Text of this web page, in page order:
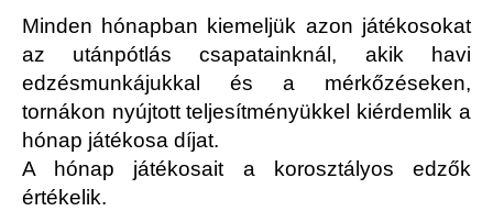
Minden hónapban kiemeljük azon játékosokat
az utánpótlás csapatainknál, akik havi
edzésmunkájukkal és a mérkőzéseken,
tornákon nyújtott teljesítményükkel kiérdemlik a
hónap játékosa díjat.
A hónap játékosait a korosztályos edzők
értékelik.